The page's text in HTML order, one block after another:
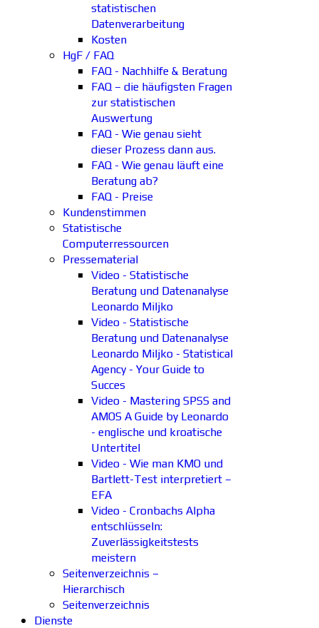
statistischen
Datenverarbeitung
Kosten
HgF / FAQ
FAQ - Nachhilfe & Beratung
FAQ – die häufigsten Fragen
zur statistischen
Auswertung
FAQ - Wie genau sieht
dieser Prozess dann aus.
FAQ - Wie genau läuft eine
Beratung ab?
FAQ - Preise
Kundenstimmen
Statistische
Computerressourcen
Pressematerial
Video - Statistische
Beratung und Datenanalyse
Leonardo Miljko
Video - Statistische
Beratung und Datenanalyse
Leonardo Miljko - Statistical
Agency - Your Guide to
Succes
Video - Mastering SPSS and
AMOS A Guide by Leonardo
- englische und kroatische
Untertitel
Video - Wie man KMO und
Bartlett-Test interpretiert –
EFA
Video - Cronbachs Alpha
entschlüsseln:
Zuverlässigkeitstests
meistern
Seitenverzeichnis –
Hierarchisch
Seitenverzeichnis
Dienste